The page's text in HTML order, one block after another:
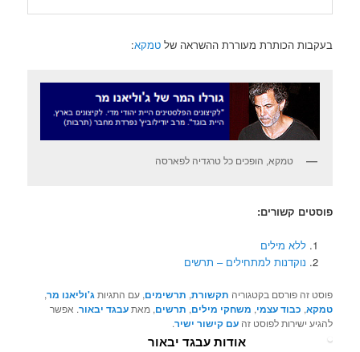
בעקבות הכותרת מעוררת ההשראה שלטמקא:
טמקא, הופכים כל טרגדיה לפארסה
פוסטים קשורים:
ללא מילים
נוקדנות למתחילים – תרשים
פוסט זה פורסם בקטגוריה תקשורת, תרשימים, עם התגיותג'וליאנו מר,
טמקא, כבוד עצמי, משחקי מילים, תרשים, מאתעבגד יבאור. אפשר
להגיע ישירות לפוסט זהעם קישור ישיר.
אודות עבגד יבאור